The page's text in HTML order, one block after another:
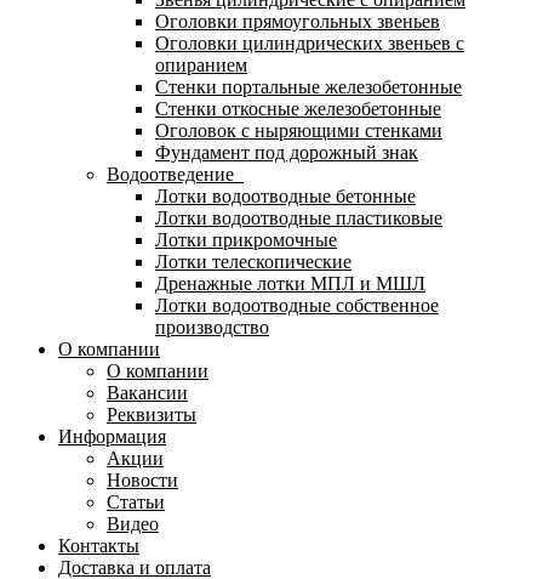
Оголовки прямоугольных звеньев
Оголовки цилиндрических звеньев с
опиранием
Стенки портальные железобетонные
Стенки откосные железобетонные
Оголовок с ныряющими стенками
Фундамент под дорожный знак
Водоотведение
Лотки водоотводные бетонные
Лотки водоотводные пластиковые
Лотки прикромочные
Лотки телескопические
Дренажные лотки МПЛ и МШЛ
Лотки водоотводные собственное
производство
О компании
О компании
Вакансии
Реквизиты
Информация
Акции
Новости
Статьи
Видео
Контакты
Доставка и оплата